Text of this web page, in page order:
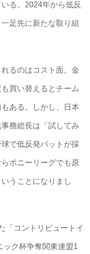
る。2024年から低反
足先に新たな取り組
るのはコスト面。金
買い替えるとチーム
ある。しかし、日本
務総長は「試してみ
で低反発バットが採
ポニーリーグでも原
うことになりまし
「コントリビュートイ
ック杯争奪関東連盟1